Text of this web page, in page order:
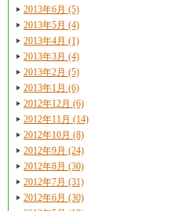
2013年6月 (5)
2013年5月 (4)
2013年4月 (1)
2013年3月 (4)
2013年2月 (5)
2013年1月 (6)
2012年12月 (6)
2012年11月 (14)
2012年10月 (8)
2012年9月 (24)
2012年8月 (30)
2012年7月 (31)
2012年6月 (30)